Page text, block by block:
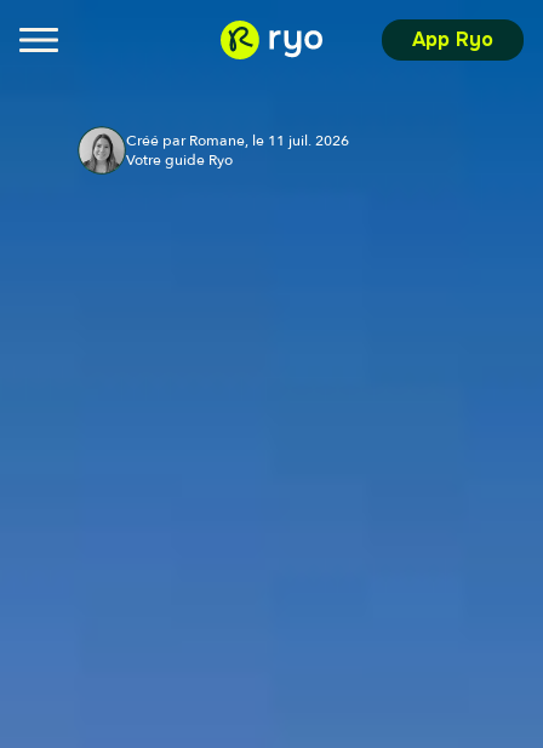
App Ryo
Créé par Romane, le 11 juil. 2026
Votre guide Ryo